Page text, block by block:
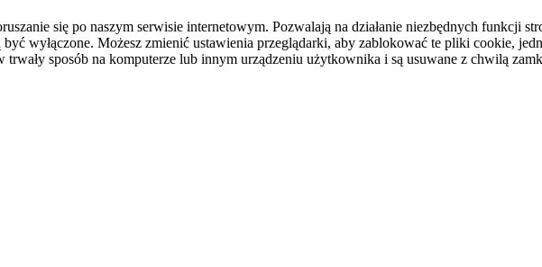
się po naszym serwisie internetowym. Pozwalają na działanie niezbędnych funkcji
wyłączone. Możesz zmienić ustawienia przeglądarki, aby zablokować te pliki cookie,
sposób na komputerze lub innym urządzeniu użytkownika i są usuwane z chwilą